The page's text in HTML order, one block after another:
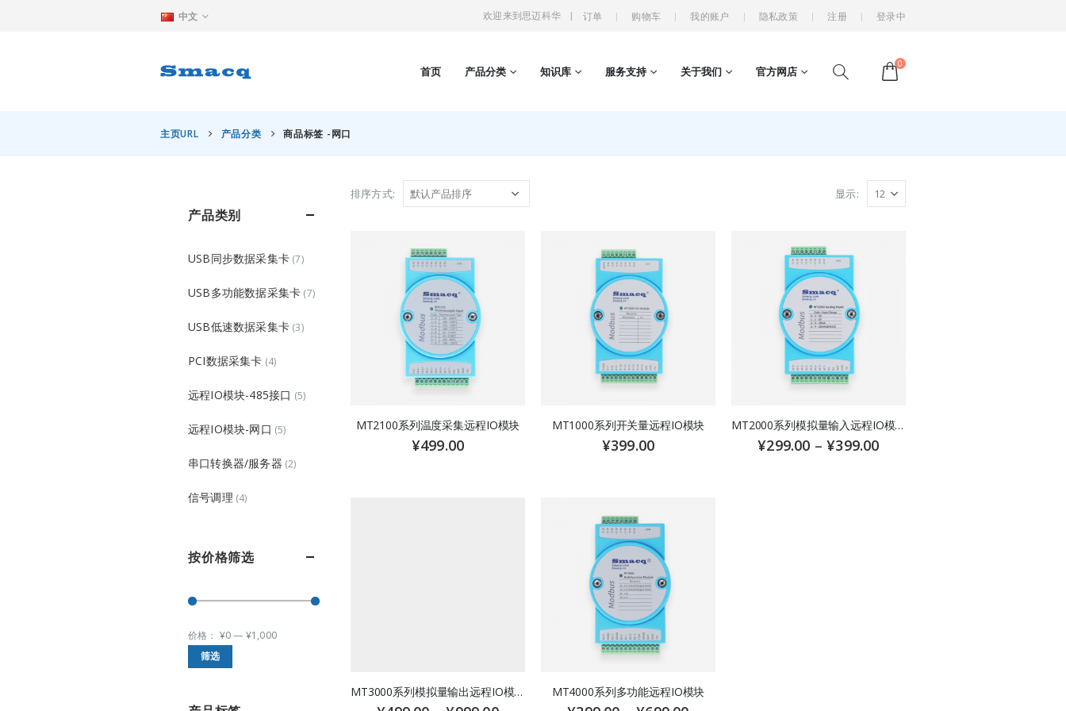
中文 欢迎来到思迈科华 | 订单 购物车 我的账户 隐私政策 注册 登录中
首页 产品分类 知识库 服务支持 关于我们 官方网店
0
主页URL 产品分类 商品标签 -网口
排序方式: 显示:
MT2100系列温度采集远程IO模块
¥499.00
MT1000系列开关量远程IO模块
¥399.00
MT2000系列模拟量输入远程IO模块
¥299.00 –¥399.00
MT3000系列模拟量输出远程IO模块 MT4000系列多功能远程IO模块
产品类别
USB同步数据采集卡 (7)
USB多功能数据采集卡 (7)
USB低速数据采集卡 (3)
PCI数据采集卡 (4)
远程IO模块-485接口 (5)
远程IO模块-网口 (5)
串口转换器/服务器 (2)
信号调理 (4)
按价格筛选
筛选
价格： ¥0— ¥1,000